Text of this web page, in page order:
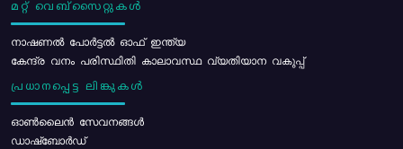
മറ്റ് വെബ്സൈറ്റുകൾ
നാഷണൽ പോർട്ടൽ ഓഫ് ഇന്ത്യ
കേന്ദ്ര വനം പരിസ്ഥിതി കാലാവസ്ഥ വ്യതിയാന വകുപ്പ്
പ്രധാനപ്പെട്ട ലിങ്കുകൾ
ഓൺലൈൻ സേവനങ്ങൾ
ഡാഷ്ബോർഡ്